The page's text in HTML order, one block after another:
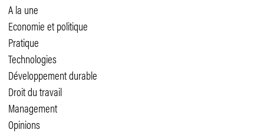
A la une
Economie et politique
Pratique
Technologies
Développement durable
Droit du travail
Management
Opinions